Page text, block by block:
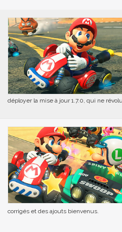
déployer la mise à jour 1.7.0, qui ne
corrigés et des ajouts bienvenus.